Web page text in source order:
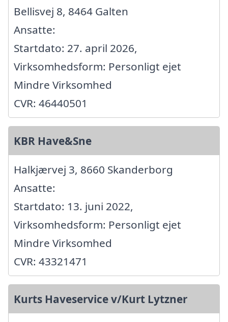
Bellisvej 8, 8464 Galten
Ansatte:
Startdato: 27. april 2026,
Virksomhedsform: Personligt ejet
Mindre Virksomhed
CVR: 46440501
KBR Have&Sne
Halkjærvej 3, 8660 Skanderborg
Ansatte:
Startdato: 13. juni 2022,
Virksomhedsform: Personligt ejet
Mindre Virksomhed
CVR: 43321471
Kurts Haveservice v/Kurt Lytzner